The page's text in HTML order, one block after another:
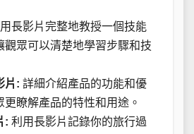
用長影片完整地教授一個技能
觀眾可以清楚地學習步驟和技
片: 詳細介紹產品的功能和優
更瞭解產品的特性和用途。
: 利用長影片記錄你的旅行過